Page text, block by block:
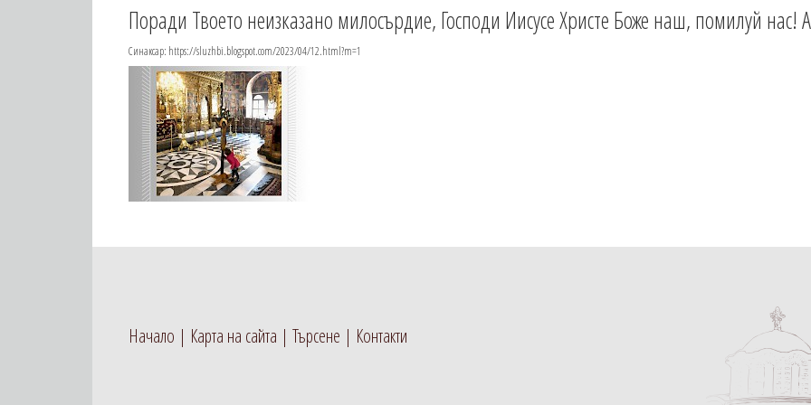
Поради Твоето неизказано милосърдие, Господи Иисусе Христе Боже наш, помилуй нас!
Синаксар: https://sluzhbi.blogspot.com/2023/04/12.html?m=1
Начало Карта на сайта Търсене Контакти